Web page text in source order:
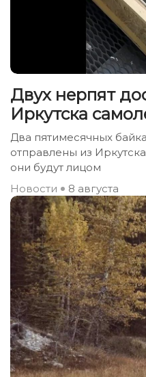
Двух нерпят
Иркутска
Два пятимесячных
отправлены из
они будут лицом
Новости
8 августа